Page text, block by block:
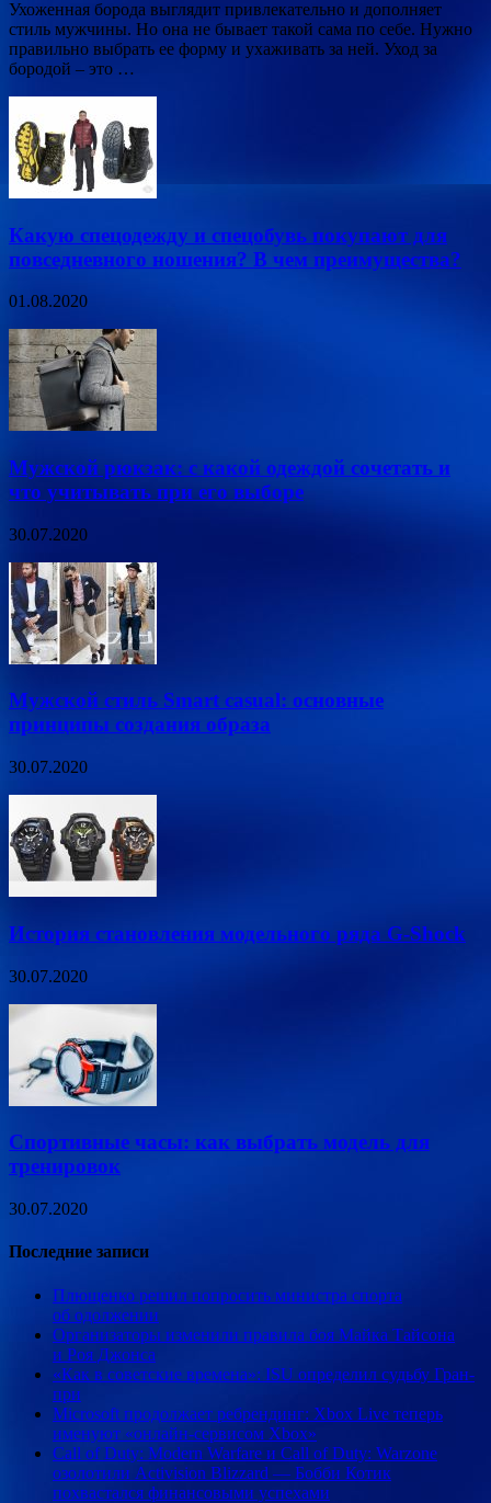
Ухоженная борода выглядит привлекательно и дополняет
стиль мужчины. Но она не бывает такой сама по себе. Нужно
правильно выбрать ее форму и ухаживать за ней. Уход за
бородой – это …
Какую спецодежду и спецобувь покупают для
повседневного ношения? В чем преимущества?
01.08.2020
Мужской рюкзак: с какой одеждой сочетать и
что учитывать при его выборе
30.07.2020
Мужской стиль Smart casual: основные
принципы создания образа
30.07.2020
История становления модельного ряда G-Shock
30.07.2020
Спортивные часы: как выбрать модель для
тренировок
30.07.2020
Последние записи
Плющенко решил попросить министра спорта
об одолжении
Организаторы изменили правила боя Майка Тайсона
и Роя Джонса
«Как в советские времена»: ISU определил судьбу Гран-
при
Microsoft продолжает ребрендинг: Xbox Live теперь
именуют «онлайн-сервисом Xbox»
Call of Duty: Modern Warfare и Call of Duty: Warzone
озолотили Activision Blizzard — Бобби Котик
похвастался финансовыми успехами